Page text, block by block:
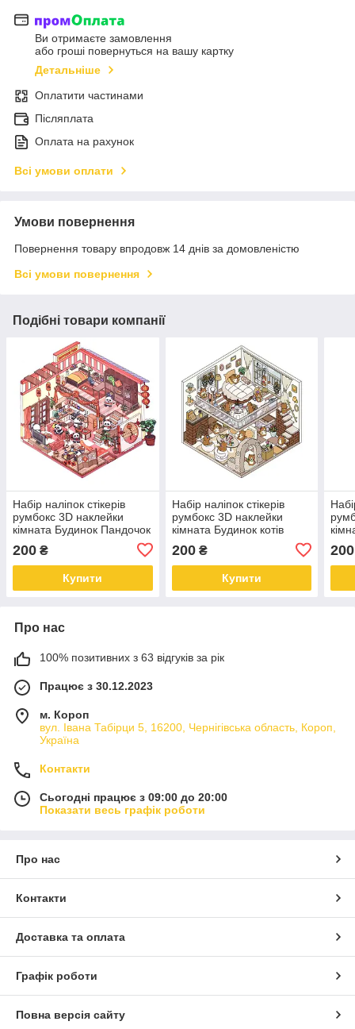
Ви отримаєте замовлення
або гроші повернуться на вашу картку
Детальніше
Оплатити частинами
Післяплата
Оплата на рахунок
Всі умови оплати
Умови повернення
Повернення товару впродовж 14 днів за домовленістю
Всі умови повернення
Подібні товари компанії
Набір наліпок стікерів
румбокс 3D наклейки
кімната Будинок Пандочок
200 ₴
Купити
Набір наліпок стікерів
румбокс 3D наклейки
кімната Будинок котів
200₴
Купити
200
Про нас
100% позитивних з 63 відгуків за рік
Працює з 30.12.2023
м. Короп
вул. Івана Табірци 5, 16200, Чернігівська область, Короп,
Україна
Контакти
Сьогодні працює з 09:00 до 20:00
Показати весь графік роботи
Про нас
Контакти
Доставка та оплата
Графік роботи
Повна версія сайту